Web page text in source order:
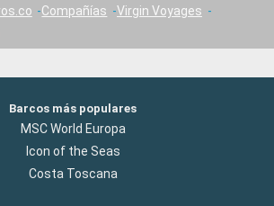
Compañías
Virgin Voyages
Barcos más populares
MSC World Europa
Icon of the Seas
Costa Toscana